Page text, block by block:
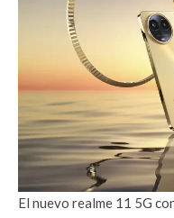
El nuevo realme 11 5G